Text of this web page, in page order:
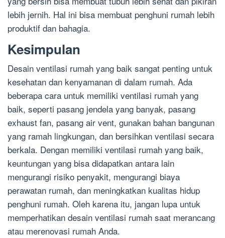
lebih jernih. Hal ini bisa membuat penghuni rumah lebih
produktif dan bahagia.
Kesimpulan
Desain ventilasi rumah yang baik sangat penting untuk
kesehatan dan kenyamanan di dalam rumah. Ada
beberapa cara untuk memiliki ventilasi rumah yang
baik, seperti pasang jendela yang banyak, pasang
exhaust fan, pasang air vent, gunakan bahan bangunan
yang ramah lingkungan, dan bersihkan ventilasi secara
berkala. Dengan memiliki ventilasi rumah yang baik,
keuntungan yang bisa didapatkan antara lain
mengurangi risiko penyakit, mengurangi biaya
perawatan rumah, dan meningkatkan kualitas hidup
penghuni rumah. Oleh karena itu, jangan lupa untuk
memperhatikan desain ventilasi rumah saat merancang
atau merenovasi rumah Anda.